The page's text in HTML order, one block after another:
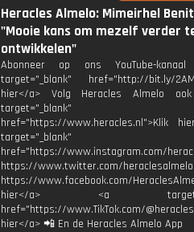
Heracles Almelo: Mimeirhel
"Mooie kans om mezelf verder
ontwikkelen"
Abonneer op ons YouTube-
target="_blank" href="http://bit.ly/
hier</a> Volg Heracles Almelo
target="_blank"
href="https://www.heracles.nl">Klik
target="_blank"
href="https://www.instagram.com/
https://www.twitter.com/heraclesalmelo
https://www.facebook.com/
hier</a> <a
href="https://www.TikTok.com/
hier</a> 📲 En de Heracles Almelo App